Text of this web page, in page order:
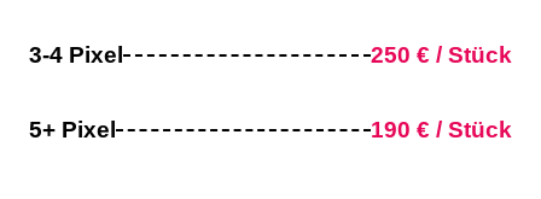
3-4 Pixel 250 € / Stück
5+ Pixel 190 € / Stück